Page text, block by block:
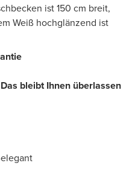
ist 150 cm breit,
Weiß hochglänzend ist
bleibt Ihnen überlassen